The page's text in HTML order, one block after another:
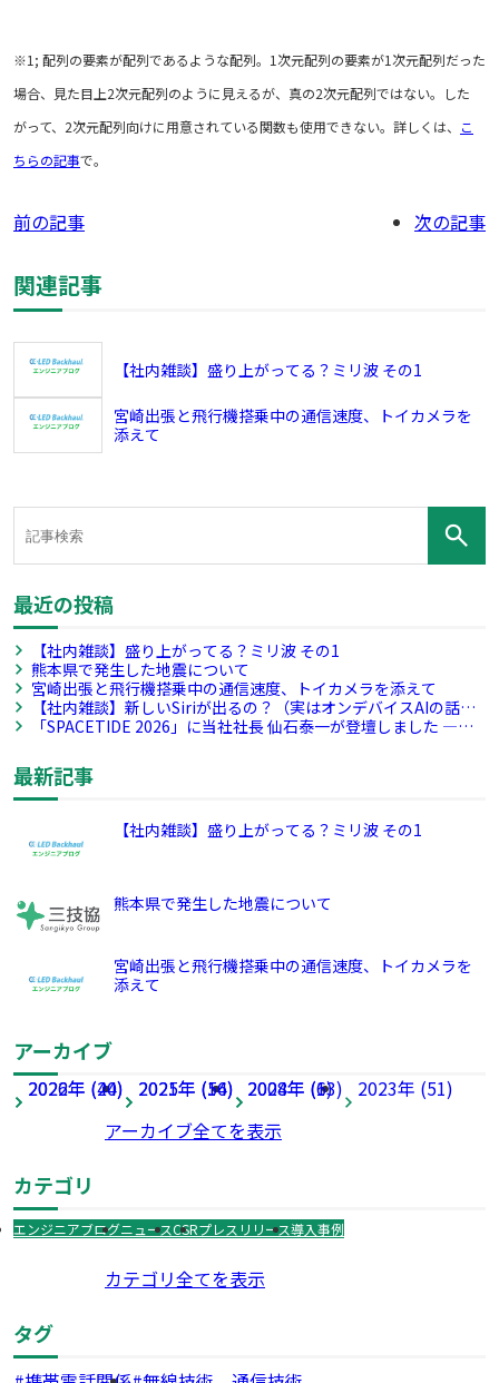
※1; 配列の要素が配列であるような配列。1次元配列の要素が1次元配列だった
場合、見た目上2次元配列のように見えるが、真の2次元配列ではない。した
がって、2次元配列向けに用意されている関数も使用できない。詳しくは、
こ
ちらの記事で。
前の記事 次の記事
関連記事
【社内雑談】盛り上がってる？ミリ波 その1
宮崎出張と飛行機搭乗中の通信速度、トイカメラを
添えて
最近の投稿
【社内雑談】盛り上がってる？ミリ波 その1
熊本県で発生した地震について
宮崎出張と飛行機搭乗中の通信速度、トイカメラを添えて
【社内雑談】新しいSiriが出るの？（実はオンデバイスAIの話）
その4
「SPACETIDE 2026」に当社社長 仙石泰一が登壇しました ―宇
最新記事
【社内雑談】盛り上がってる？ミリ波 その1
熊本県で発生した地震について
宮崎出張と飛行機搭乗中の通信速度、トイカメラを
添えて
アーカイブ
2026年 (40) 2025年 (54) 2024年 (63) 2023年 (51)
2022年 (24) 2021年 (16) 2008年 (1)
アーカイブ全てを表示
カテゴリ
エンジニアブログニュースCSRプレスリリース導入事例
カテゴリ全てを表示
タグ